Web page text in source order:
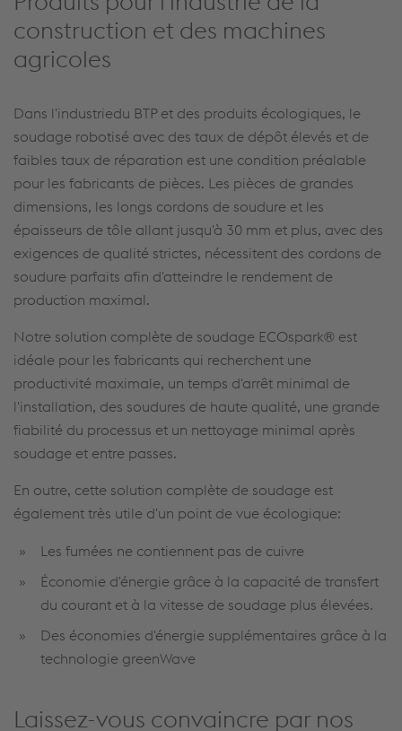
construction et des machines
agricoles
Dans l'industriedu BTP et des produits écologiques, le
soudage robotisé avec des taux de dépôt élevés et de
faibles taux de réparation est une condition préalable
pour les fabricants de pièces. Les pièces de grandes
dimensions, les longs cordons de soudure et les
épaisseurs de tôle allant jusqu'à 30 mm et plus, avec des
exigences de qualité strictes, nécessitent des cordons de
soudure parfaits afin d'atteindre le rendement de
production maximal.
Notre solution complète de soudage ECOspark® est
idéale pour les fabricants qui recherchent une
productivité maximale, un temps d'arrêt minimal de
l'installation, des soudures de haute qualité, une grande
fiabilité du processus et un nettoyage minimal après
soudage et entre passes.
En outre, cette solution complète de soudage est
également très utile d'un point de vue écologique:
Les fumées ne contiennent pas de cuivre
Économie d'énergie grâce à la capacité de transfert
du courant et à la vitesse de soudage plus élevées.
Des économies d'énergie supplémentaires grâce à la
technologie greenWave
Laissez-vous convaincre par nos